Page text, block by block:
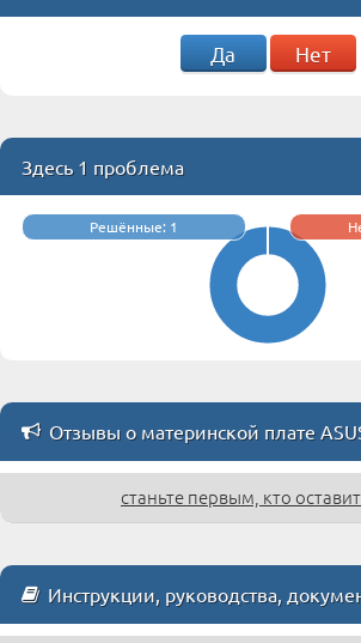
Да Нет
Здесь 1 проблема
Решённые: 1
Отзывы о материнской плате
станьте первым, кто
Инструкции, руководства,